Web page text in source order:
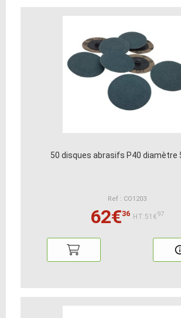
50 disques abrasifs P40 diamètre
Ref : CO1203
62€36 HT:51€97